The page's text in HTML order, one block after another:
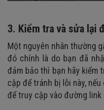
3. Kiểm tra và sửa lại
Một nguyên nhân thường
đó chính là do bạn đã
đảm bảo thì bạn hãy
cập để tránh bị lỗi này,
để truy cập vào đường link